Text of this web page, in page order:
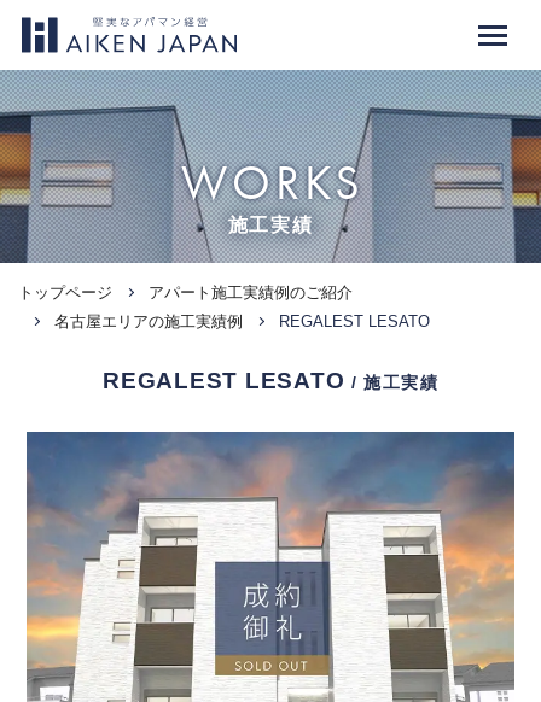
WORKS
施工実績
トップページ
アパート施工実績例のご紹介
名古屋エリアの施工実績例
REGALEST LESATO
REGALEST LESATO / 施工実績